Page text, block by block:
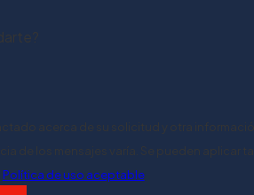
acerca de su solicitud y otra
de los mensajes varía. Se pueden aplicar
Política de uso aceptable